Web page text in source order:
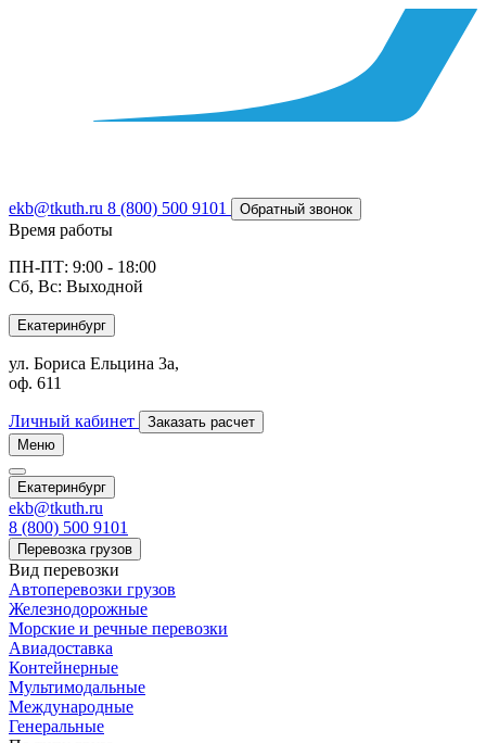
ekb@tkuth.ru 8 (800) 500 9101 Обратный звонок
Время работы
ПН-ПТ: 9:00 - 18:00
Сб, Вс: Выходной
Екатеринбург
ул. Бориса Ельцина 3а,
оф. 611
Личный кабинет
Заказать расчет
Меню
Екатеринбург
ekb@tkuth.ru
8 (800) 500 9101
Перевозка грузов
Вид перевозки
Автоперевозки грузов
Железнодорожные
Морские и речные перевозки
Авиадоставка
Контейнерные
Мультимодальные
Международные
Генеральные